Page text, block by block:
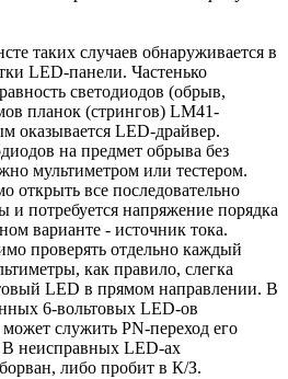
таких случаев обнаруживается в
LED-панели. Частенько
светодиодов (обрыв,
планок (стрингов) LM41-
оказывается LED-драйвер.
на предмет обрыва без
мультиметром или тестером.
открыть все последовательно
и потребуется напряжение порядка
варианте - источник тока.
проверять отдельно каждый
как правило, слегка
LED в прямом направлении. В
6-вольтовых LED-ов
служить PN-переход его
В неисправных LED-ах
либо пробит в К/З.